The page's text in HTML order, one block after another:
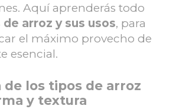
Aquí aprenderás todo
arroz y sus usos, para
el máximo provecho de
esencial.
de los tipos de arroz
y textura